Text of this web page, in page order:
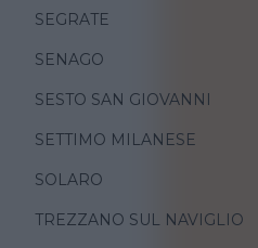
SEGRATE
SENAGO
SESTO SAN GIOVANNI
SETTIMO MILANESE
SOLARO
TREZZANO SUL NAVIGLIO